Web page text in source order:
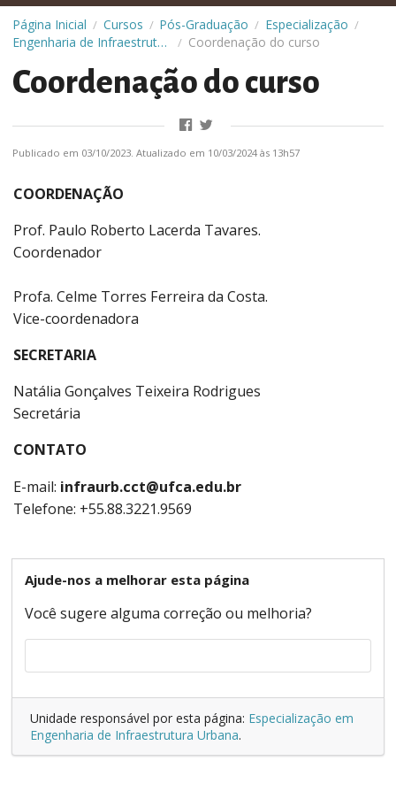
Página Inicial / Cursos / Pós-Graduação / Especialização /
Engenharia de Infraestrutura Urbana (InfraUrb) / Coordenação do curso
Coordenação do curso
Publicado em 03/10/2023. Atualizado em 10/03/2024 às 13h57
COORDENAÇÃO
Prof. Paulo Roberto Lacerda Tavares.
Coordenador
Profa. Celme Torres Ferreira da Costa.
Vice-coordenadora
SECRETARIA
Natália Gonçalves Teixeira Rodrigues
Secretária
CONTATO
E-mail: infraurb.cct@ufca.edu.br
Telefone: +55.88.3221.9569
Ajude-nos a melhorar esta página
Você sugere alguma correção ou melhoria?
Unidade responsável por esta página: Especialização em
Engenharia de Infraestrutura Urbana.